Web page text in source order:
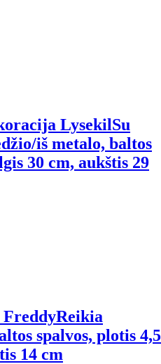
LysekilSu
iš metalo, baltos
30 cm, aukštis 29
FreddyReikia
spalvos, plotis 4,5
14 cm